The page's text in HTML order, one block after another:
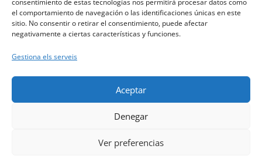
consentimiento de estas tecnologías nos permitirá procesar datos como
el comportamiento de navegación o las identificaciones únicas en este
sitio. No consentir o retirar el consentimiento, puede afectar
negativamente a ciertas características y funciones.
Gestiona els serveis
Aceptar
Denegar
Ver preferencias
CONNSULTEU DATES I PREUS PER
MAIL
© Ariadna Bailo 2025, Website Design by Piero
Caterino METEORO DESIGN